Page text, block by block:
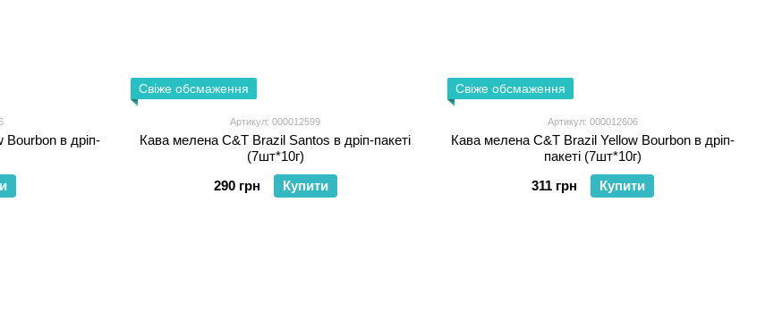
в дріп-
Свіже обсмаження
Артикул: 000012599
Кава мелена C&T Brazil Santos в дріп-пакеті
(7шт*10г)
290 грн
Купити
Свіже обсмаження
Артикул: 000012606
Кава мелена C&T Brazil Yellow Bourbon в дріп-
пакеті (7шт*10г)
311 грн
Купити